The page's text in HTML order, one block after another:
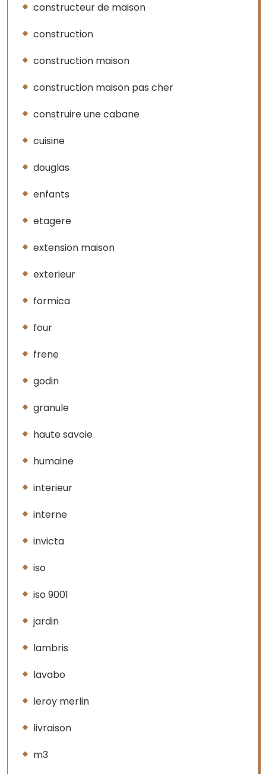
constructeur de maison
construction
construction maison
construction maison pas cher
construire une cabane
cuisine
douglas
enfants
etagere
extension maison
exterieur
formica
four
frene
godin
granule
haute savoie
humaine
interieur
interne
invicta
iso
iso 9001
jardin
lambris
lavabo
leroy merlin
livraison
m3